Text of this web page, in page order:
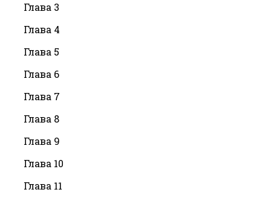
Глава 3
Глава 4
Глава 5
Глава 6
Глава 7
Глава 8
Глава 9
Глава 10
Глава 11